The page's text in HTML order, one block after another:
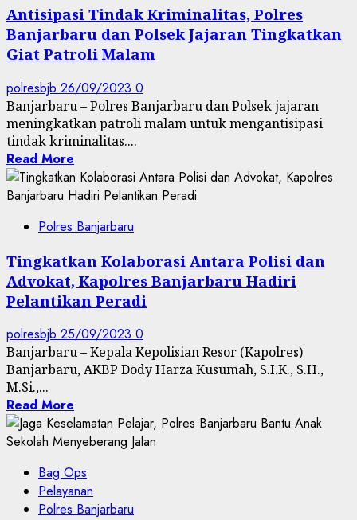
Antisipasi Tindak Kriminalitas, Polres
Banjarbaru dan Polsek Jajaran Tingkatkan
Giat Patroli Malam
polresbjb 26/09/2023 0
Banjarbaru – Polres Banjarbaru dan Polsek jajaran
meningkatkan patroli malam untuk mengantisipasi
tindak kriminalitas....
Read More
Polres Banjarbaru
Tingkatkan Kolaborasi Antara Polisi dan
Advokat, Kapolres Banjarbaru Hadiri
Pelantikan Peradi
polresbjb 25/09/2023 0
Banjarbaru – Kepala Kepolisian Resor (Kapolres)
Banjarbaru, AKBP Dody Harza Kusumah, S.I.K., S.H.,
M.Si.,...
Read More
Bag Ops
Pelayanan
Polres Banjarbaru